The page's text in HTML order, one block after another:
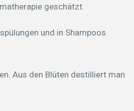
geschätzt.
und in Shampoos
Aus den Blüten destilliert man